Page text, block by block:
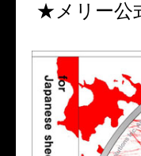
★メリー公